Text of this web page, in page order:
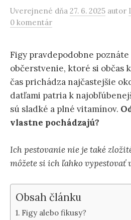
Uverejnené dňa 27. 6. 2025 autor
0 komentár
Figy pravdepodobne
občerstvenie, ktoré si občas
čas prichádza najčastejšie
datľami patria k
sú sladké a plné vitamínov.
vlastne pochádzajú?
Ich pestovanie nie je také
môžete si ich ľahko vypestovať
Obsah článku
Figy alebo fikusy?